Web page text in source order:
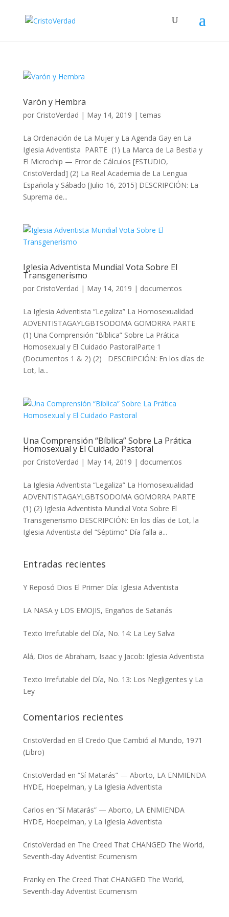
Varón y Hembra
por CristoVerdad | May 14, 2019 |temas
La Ordenación de La Mujer y La Agenda Gay en La
Iglesia Adventista PARTE (1) La Marca de La Bestia y
El Microchip — Error de Cálculos [ESTUDIO,
CristoVerdad] (2) La Real Academia de La Lengua
Española y Sábado [Julio 16, 2015] DESCRIPCIÓN: La
Suprema de...
Iglesia Adventista Mundial Vota Sobre El
Transgenerismo
por CristoVerdad | May 14, 2019 | documentos
La Iglesia Adventista “Legaliza” La Homosexualidad
ADVENTISTAGAYLGBTSODOMA GOMORRA PARTE
(1) Una Comprensión “Bíblica” Sobre La Prática
Homosexual y El Cuidado PastoralParte 1
(Documentos 1 & 2) (2) DESCRIPCIÓN: En los días de
Lot, la...
Una Comprensión “Bíblica” Sobre La Prática
Homosexual y El Cuidado Pastoral
por CristoVerdad | May 14, 2019 | documentos
La Iglesia Adventista “Legaliza” La Homosexualidad
ADVENTISTAGAYLGBTSODOMA GOMORRA PARTE
(1) (2) Iglesia Adventista Mundial Vota Sobre El
Transgenerismo DESCRIPCIÓN: En los días de Lot, la
Iglesia Adventista del “Séptimo” Día falla a...
Entradas recientes
Y Reposó Dios El Primer Día: Iglesia Adventista
LA NASA y LOS EMOJIS, Engaños de Satanás
Texto Irrefutable del Día, No. 14: La Ley Salva
Alá, Dios de Abraham, Isaac y Jacob: Iglesia Adventista
Texto Irrefutable del Día, No. 13: Los Negligentes y La
Ley
Comentarios recientes
CristoVerdad en El Credo Que Cambió al Mundo, 1971
(Libro)
CristoVerdad en “Sí Matarás” — Aborto, LA ENMIENDA
HYDE, Hoepelman, y La Iglesia Adventista
Carlos en “Sí Matarás” — Aborto, LA ENMIENDA
HYDE, Hoepelman, y La Iglesia Adventista
CristoVerdad en The Creed That CHANGED The World,
Seventh-day Adventist Ecumenism
Frankyen The Creed That CHANGED The World,
Seventh-day Adventist Ecumenism